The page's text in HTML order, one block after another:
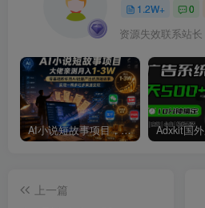
1.2W+ 0
资源失效联系站
AI小说短故事项目，大佬亲测月入1-3W，零基础教你用AI批量产出优质短故事，实现一稿多吃多渠道变现
上一篇